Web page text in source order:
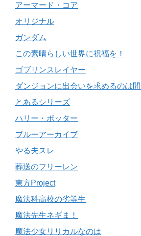
アーマード・コア
オリジナル
ガンダム
この素晴らしい世界に祝福を！
ゴブリンスレイヤー
ダンジョンに出会いを求めるのは
とあるシリーズ
ハリー・ポッター
ブルーアーカイブ
やる夫スレ
葬送のフリーレン
東方Project
魔法科高校の劣等生
魔法先生ネギま！
魔法少女リリカルなのは